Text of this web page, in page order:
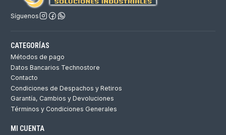
Síguenos
CATEGORÍAS
Métodos de pago
Datos Bancarios Technostore
Contacto
Condiciones de Despachos y Retiros
Garantía, Cambios y Devoluciones
Términos y Condiciones Generales
MI CUENTA